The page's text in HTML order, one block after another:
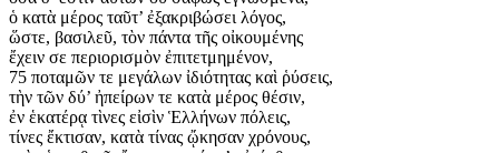
ὁ κατὰ μέρος ταῦτ’ ἐξακριβώσει λόγος,
ὥστε, βασιλεῦ, τὸν πάντα τῆς οἰκουμένης
ἔχειν σε περιορισμὸν ἐπιτετμημένον,
75 ποταμῶν τε μεγάλων ἰδιότητας καὶ ῥύσεις,
τὴν τῶν δύ’ ἠπείρων τε κατὰ μέρος θέσιν,
ἐν ἑκατέρᾳ τὶνες εἰσὶν Ἑλλήνων πόλεις,
τίνες ἔκτισαν, κατὰ τίνας ᾤκησαν χρόνους,